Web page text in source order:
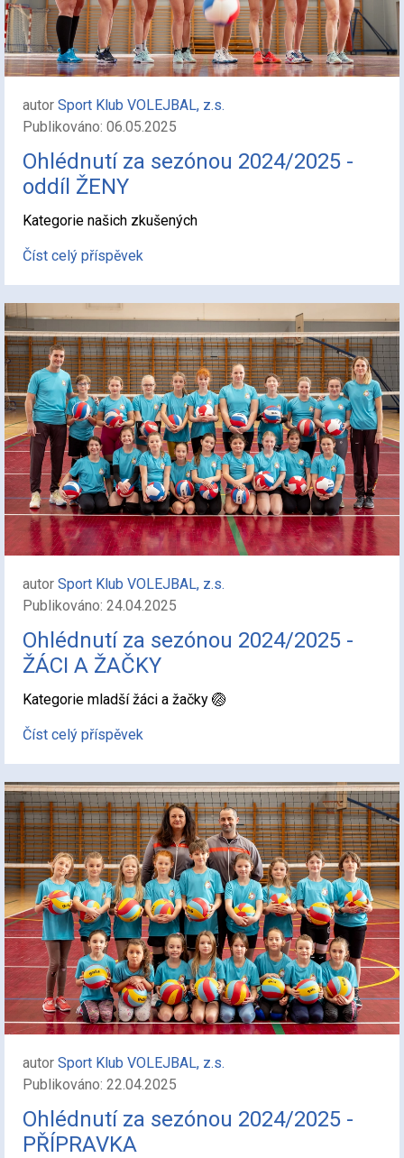
autor Sport Klub VOLEJBAL, z.s.
Publikováno: 06.05.2025
Ohlédnutí za sezónou 2024/2025 -
oddíl ŽENY
Kategorie našich zkušených
Číst celý příspěvek
autor Sport Klub VOLEJBAL, z.s.
Publikováno: 24.04.2025
Ohlédnutí za sezónou 2024/2025 -
ŽÁCI A ŽAČKY
Kategorie mladší žáci a žačky 🏐
Číst celý příspěvek
autor Sport Klub VOLEJBAL, z.s.
Publikováno: 22.04.2025
Ohlédnutí za sezónou 2024/2025 -
PŘÍPRAVKA